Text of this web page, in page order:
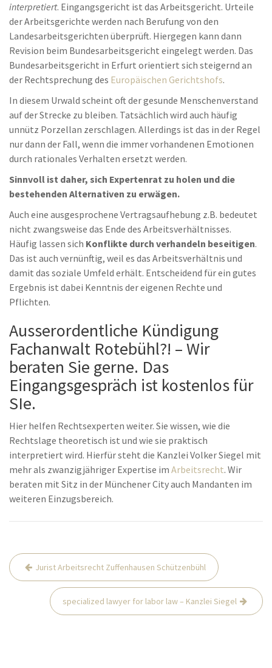
interpretiert. Eingangsgericht ist das Arbeitsgericht. Urteile
der Arbeitsgerichte werden nach Berufung von den
Landesarbeitsgerichten überprüft. Hiergegen kann dann
Revision beim Bundesarbeitsgericht eingelegt werden. Das
Bundesarbeitsgericht in Erfurt orientiert sich steigernd an
der Rechtsprechung des Europäischen Gerichtshofs.
In diesem Urwald scheint oft der gesunde Menschenverstand
auf der Strecke zu bleiben. Tatsächlich wird auch häufig
unnütz Porzellan zerschlagen. Allerdings ist das in der Regel
nur dann der Fall, wenn die immer vorhandenen Emotionen
durch rationales Verhalten ersetzt werden.
Sinnvoll ist daher, sich Expertenrat zu holen und die
bestehenden Alternativen zu erwägen.
Auch eine ausgesprochene Vertragsaufhebung z.B. bedeutet
nicht zwangsweise das Ende des Arbeitsverhältnisses.
Häufig lassen sich Konflikte durch verhandeln beseitigen.
Das ist auch vernünftig, weil es das Arbeitsverhältnis und
damit das soziale Umfeld erhält. Entscheidend für ein gutes
Ergebnis ist dabei Kenntnis der eigenen Rechte und
Pflichten.
Ausserordentliche Kündigung
Fachanwalt Rotebühl?! – Wir
beraten Sie gerne. Das
Eingangsgespräch ist kostenlos für
SIe.
Hier helfen Rechtsexperten weiter. Sie wissen, wie die
Rechtslage theoretisch ist und wie sie praktisch
interpretiert wird. Hierfür steht die Kanzlei Volker Siegel mit
mehr als zwanzigjähriger Expertise im Arbeitsrecht. Wir
beraten mit Sitz in der Münchener City auch Mandanten im
weiteren Einzugsbereich.
Beitrags-
Navigation
Jurist Arbeitsrecht Zuffenhausen Schützenbühl
specialized lawyer for labor law – Kanzlei Siegel